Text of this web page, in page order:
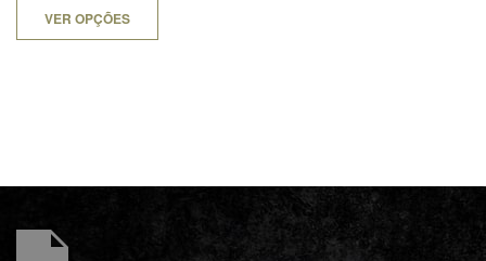
VER OPÇÕES